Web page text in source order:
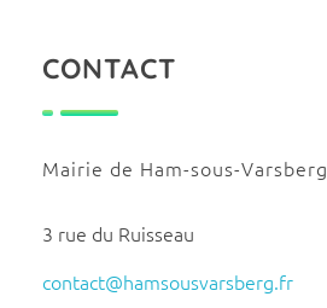
CONTACT
Mairie de Ham-sous-Varsberg
3 rue du Ruisseau
contact@hamsousvarsberg.fr